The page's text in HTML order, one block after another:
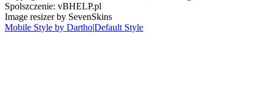
Spolszczenie: vBHELP.pl
Image resizer by SevenSkins
Mobile Style by Dartho|Default Style